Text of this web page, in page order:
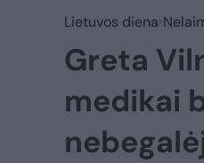
Lietuvos diena
Greta
medikai